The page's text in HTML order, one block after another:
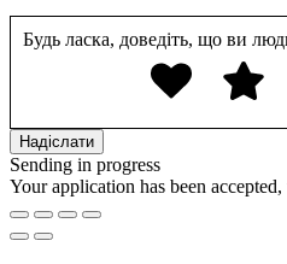
Будь ласка, доведіть, що ви
Sending in progress
Your application has been